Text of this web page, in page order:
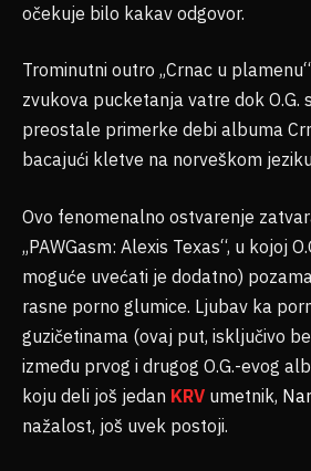
očekuje bilo kakav odgovor.
Trominutni outro „Crnac u
zvukova pucketanja vatre dok O.G.
preostale primerke debi albuma
bacajući kletve na norveškom
Ovo fenomenalno ostvarenje
„PAWGasm: Alexis Texas“, u kojoj
moguće uvećati je dodatno)
rasne porno glumice. Ljubav ka
guzičetinama (ovaj put, isključivo
između prvog i drugog O.G.-evog
koju deli još jedan KRV umetnik,
nažalost, još uvek postoji.